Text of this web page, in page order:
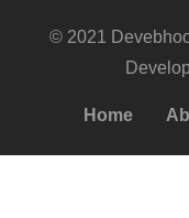
© 2021
Home